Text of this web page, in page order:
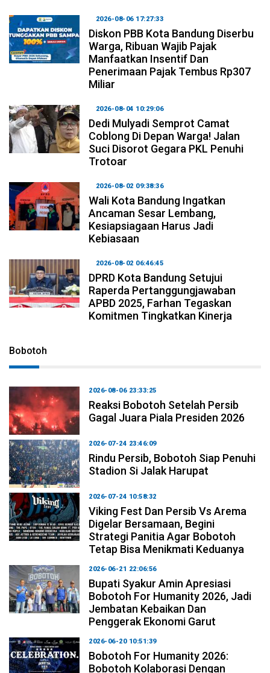
2026-08-06 17:27:33
Diskon PBB Kota Bandung Diserbu
Warga, Ribuan Wajib Pajak
Manfaatkan Insentif Dan
Penerimaan Pajak Tembus Rp307
Miliar
2026-08-04 10:29:06
Dedi Mulyadi Semprot Camat
Coblong Di Depan Warga! Jalan
Suci Disorot Gegara PKL Penuhi
Trotoar
2026-08-02 09:38:36
Wali Kota Bandung Ingatkan
Ancaman Sesar Lembang,
Kesiapsiagaan Harus Jadi
Kebiasaan
2026-08-02 06:46:45
DPRD Kota Bandung Setujui
Raperda Pertanggungjawaban
APBD 2025, Farhan Tegaskan
Komitmen Tingkatkan Kinerja
Bobotoh
2026-08-06 23:33:25
Reaksi Bobotoh Setelah Persib
Gagal Juara Piala Presiden 2026
2026-07-24 23:46:09
Rindu Persib, Bobotoh Siap Penuhi
Stadion Si Jalak Harupat
2026-07-24 10:58:32
Viking Fest Dan Persib Vs Arema
Digelar Bersamaan, Begini
Strategi Panitia Agar Bobotoh
Tetap Bisa Menikmati Keduanya
2026-06-21 22:06:56
Bupati Syakur Amin Apresiasi
Bobotoh For Humanity 2026, Jadi
Jembatan Kebaikan Dan
Penggerak Ekonomi Garut
2026-06-20 10:51:39
Bobotoh For Humanity 2026:
Bobotoh Kolaborasi Dengan